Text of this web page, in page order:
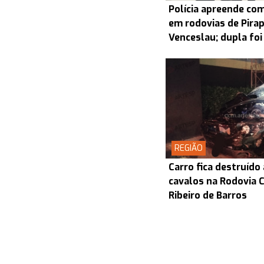
Polícia apreende
em rodovias de
Venceslau; dupla
REGIÃO
Carro fica
cavalos na Rodovia
Ribeiro de Barros